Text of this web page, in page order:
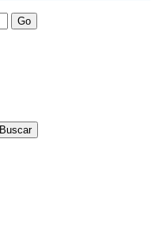
Go
Buscar